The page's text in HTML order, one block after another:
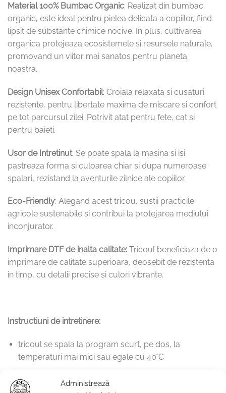
Administrează
Material 100% Bumbac Organic: Realizat din bumbac
organic, este ideal pentru pielea delicata a copiilor, fiind
lipsit de substante chimice nocive. In plus, cultivarea
organica protejeaza ecosistemele si resursele naturale,
promovand un viitor mai sanatos pentru planeta
noastra.
Design Unisex Confortabil: Croiala relaxata si cusaturi
rezistente, pentru libertate maxima de miscare si confort
pe tot parcursul zilei. Potrivit atat pentru fete, cat si
pentru baieti.
Usor de Intretinut: Se poate spala la masina si isi
pastreaza forma si culoarea chiar si dupa numeroase
spalari, rezistand la aventurile zilnice ale copiilor.
Eco-Friendly: Alegand acest tricou, sustii practicile
agricole sustenabile si contribui la protejarea mediului
inconjurator.
Imprimare DTF de inalta calitate: Tricoul beneficiaza de o
imprimare de calitate superioara, deosebit de rezistenta
in timp, cu detalii precise si culori vibrante.
Instructiuni de intretinere:
tricoul se spala la program scurt, pe dos, la
temperaturi mai mici sau egale cu 40˚C
acestuia poate afecta intensitatea culorilor.